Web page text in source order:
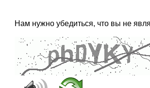
Нам нужно убедиться, что вы не